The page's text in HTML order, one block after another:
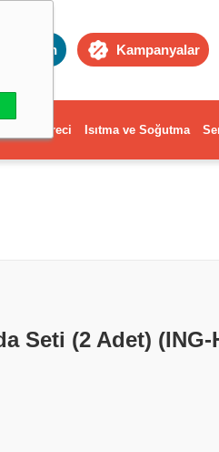
Toptan Kampanyalar
ve Ev Gereci Isıtma ve Soğutma
Seti (2 Adet) (ING-